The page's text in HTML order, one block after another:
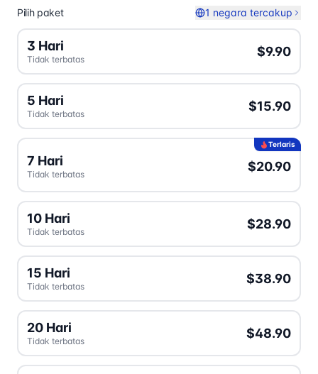
Pilih paket 1 negara tercakup
3 Hari
Tidak terbatas
$9.90
5 Hari
Tidak terbatas
$15.90
Terlaris
7 Hari
Tidak terbatas
$20.90
10 Hari
Tidak terbatas
$28.90
15 Hari
Tidak terbatas
$38.90
20 Hari
Tidak terbatas
$48.90